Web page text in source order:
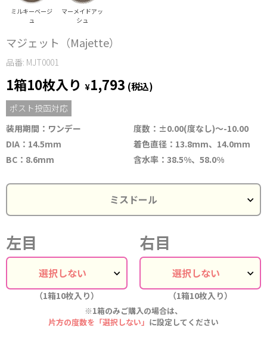
ミルキーベージ
ュ
マーメイドアッ
シュ
マジェット（Majette）
品番: MJT0001
1箱10枚入り ¥1,793 (税込)
ポスト投函対応
装用期間：ワンデー
度数：±0.00(度なし)～-10.00
DIA：14.5mm
着色直径：13.8mm、14.0mm
BC：8.6mm
含水率：38.5%、58.0%
左目
（1箱10枚入り）
右目
（1箱10枚入り）
※1箱のみご購入の場合は、
片方の度数を「選択しない」 に設定してください